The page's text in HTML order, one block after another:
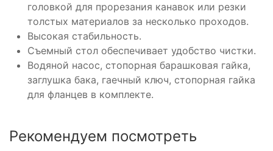
головкой для прорезания канавок или резки
толстых материалов за несколько проходов.
Высокая стабильность.
Съемный стол обеспечивает удобство чистки.
Водяной насос, стопорная барашковая гайка,
заглушка бака, гаечный ключ, стопорная гайка
для фланцев в комплекте.
Рекомендуем посмотреть